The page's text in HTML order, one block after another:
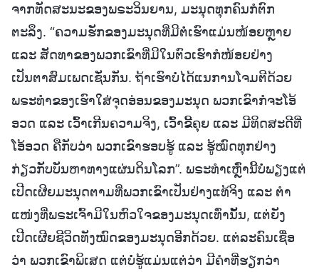
ຈາກທັດສະນະຂອງພຣະວິນຍານ, ມະນຸດທຸກຄົນກໍຕົກ
ຕະລຶງ. “ຄວາມຮັກຂອງມະນຸດທີ່ມີຕໍ່ເຮົາແມ່ນໜ້ອຍຫຼາຍ
ແລະ ສັດທາຂອງພວກເຂົາທີ່ມີໃນຕົວເຮົາກໍໜ້ອຍຢ່າງ
ເປັນຕາສົມເພດເຊັ່ນກັນ. ຖ້າເຮົາບໍ່ໄດ້ແນການໂຈມຕີດ້ວຍ
ພຣະທໍາຂອງເຮົາໃສ່ຈຸດອ່ອນຂອງມະນຸດ ພວກເຂົາກໍຈະໂອ້
ອວດ ແລະ ເວົ້າເກີນຄວາມຈິງ, ເວົ້າຂີ້ຄຸຍ ແລະ ມີທິດສະດີທີ່
ໂອ້ອວດ ຄືກັບວ່າ ພວກເຂົາຮອບຮູ້ ແລະ ຮູ້ໝົດທຸກຢ່າງ
ກ່ຽວກັບບັນຫາທາງແຜ່ນດິນໂລກ”. ພຣະທໍາເຫຼົ່ານີ້ບໍ່ພຽງແຕ່
ເປີດເຜີຍມະນຸດຕາມທີ່ພວກເຂົາເປັນຢ່າງແທ້ຈິງ ແລະ ຕໍາ
ແໜ່ງທີ່ພຣະເຈົ້າມີໃນຫົວໃຈຂອງມະນຸດເທົ່ານັ້ນ, ແຕ່ຍັງ
ເປີດເຜີຍຊີວິດທັງໝົດຂອງມະນຸດອີກດ້ວຍ. ແຕ່ລະຄົນເຊື່ອ
ວ່າ ພວກເຂົາພິເສດ ແຕ່ບໍ່ຮູ້ແມ່ນແຕ່ວ່າ ມີຄໍາທີ່ຮຽກວ່າ